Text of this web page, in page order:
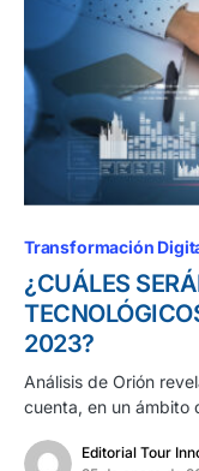
Transformación
¿CUÁLES
2023?
Análisis de Orión
cuenta, en un ámbito
Editorial Tour